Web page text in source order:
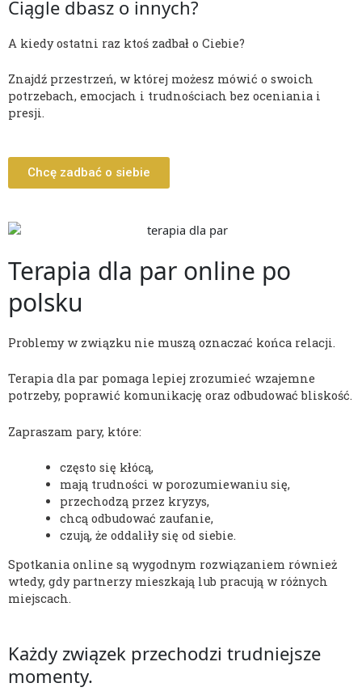
Ciągle dbasz o innych?
A kiedy ostatni raz ktoś zadbał o Ciebie?
Znajdź przestrzeń, w której możesz mówić o swoich
potrzebach, emocjach i trudnościach bez oceniania i
presji.
Chcę zadbać o siebie
Terapia dla par online po
polsku
Problemy w związku nie muszą oznaczać końca relacji.
Terapia dla par pomaga lepiej zrozumieć wzajemne
potrzeby, poprawić komunikację oraz odbudować bliskość.
Zapraszam pary, które:
często się kłócą,
mają trudności w porozumiewaniu się,
przechodzą przez kryzys,
chcą odbudować zaufanie,
czują, że oddaliły się od siebie.
Spotkania online są wygodnym rozwiązaniem również
wtedy, gdy partnerzy mieszkają lub pracują w różnych
miejscach.
Każdy związek przechodzi trudniejsze
momenty.